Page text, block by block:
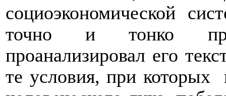
социоэкономической
точно и тонко
проанализировал его
те условия, при которых